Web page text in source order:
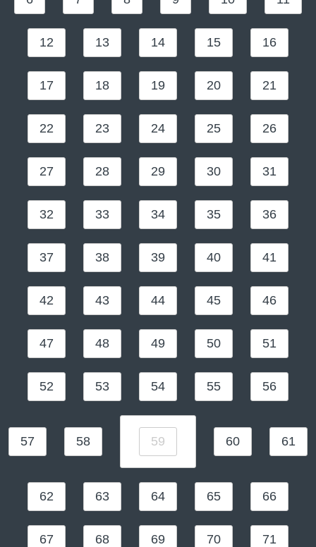
12 13 14 15 16
17 18 19 20 21
22 23 24 25 26
27 28 29 30 31
32 33 34 35 36
37 38 39 40 41
42 43 44 45 46
47 48 49 50 51
52 53 54 55 56
57 58 59 60 61
62 63 64 65 66
67 68 69 70 71